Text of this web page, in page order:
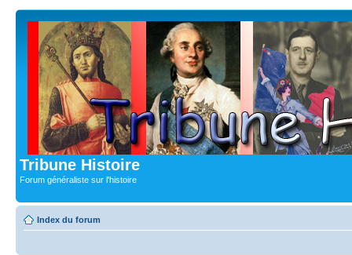
Tribune Histoire
Forum généraliste sur l'histoire
Index du forum